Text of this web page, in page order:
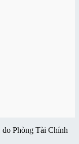
Phòng Tài Chính